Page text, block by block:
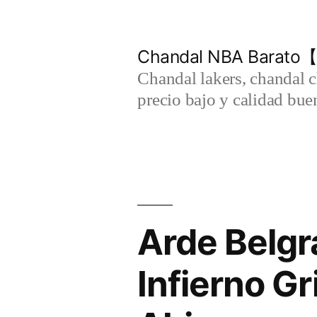
Chandal NBA Barato
Chandal lakers, chandal
precio bajo y calidad
Arde
Infierno